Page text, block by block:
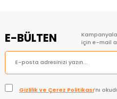
E-BÜLTEN
için e-mail
Gizlilik ve Çerez Politikası’nı